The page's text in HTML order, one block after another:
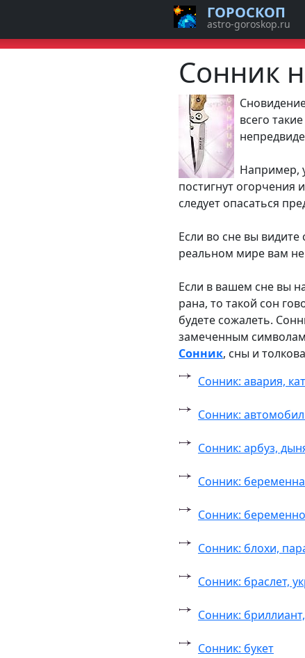
Сонник
всего
Например,
постигнут огорчения
следует опасаться
Если во сне вы
реальном мире вам
Если в вашем сне вы
рана, то такой сон
будете сожалеть.
замеченным
Сонник, сны и
Сонник: авария,
Сонник:
Сонник: арбуз,
Сонник:
Сонник:
Сонник: блохи,
Сонник: браслет,
Сонник:
Сонник: букет
ГОРОСКОП
astro-goroskop.ru